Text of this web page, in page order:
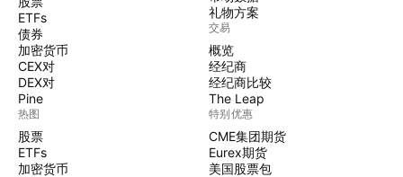
ETFs
债券
加密货币
CEX对
DEX对
Pine
热图
股票
ETFs
加密货币
礼物方案
交易
概览
经纪商
经纪商比较
The Leap
特别优惠
CME集团期货
Eurex期货
美国股票包